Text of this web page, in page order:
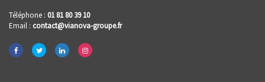
Téléphone : 01 81 80 39 10
Email : contact@vianova-groupe.fr